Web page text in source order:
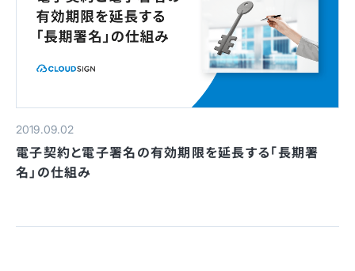
2019.09.02
電子契約と電子署名の有効期限を延長する「長期署
名」の仕組み